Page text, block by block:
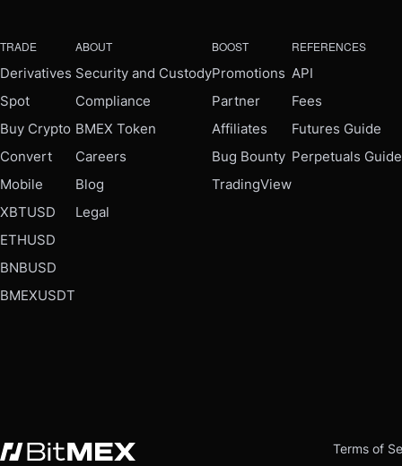
TRADE
Derivatives
Spot
Buy Crypto
Convert
Mobile
XBTUSD
ETHUSD
BNBUSD
BMEXUSDT
ABOUT
Security and Custody
Compliance
BMEX Token
Careers
Blog
Legal
BOOST
Promotions
Partner
Affiliates
Bug Bounty
TradingView
REFERENCES
API
Fees
Futures Guide
Perpetuals Guide
Terms of